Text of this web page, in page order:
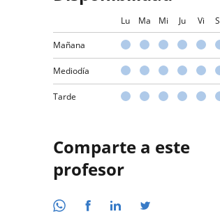
Lu Ma Mi Ju Vi
Mañana
Mediodía
Tarde
Comparte a este
profesor